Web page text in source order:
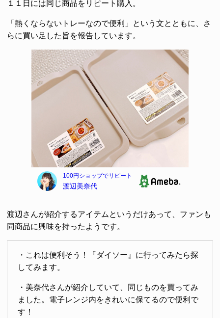
１１日には同じ商品をリピート購入。
「熱くならないトレーなので便利」という文とともに、さ
らに買い足した旨を報告しています。
渡辺さんが紹介するアイテムというだけあって、ファンも
同商品に興味を持ったようです。
・これは便利そう！『ダイソー』に行ってみたら探
してみます。
・美奈代さんが紹介していて、同じものを買ってみ
ました。電子レンジ内をきれいに保てるので便利で
す！